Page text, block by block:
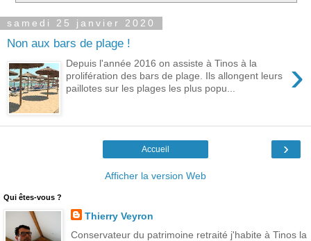
samedi 25 janvier 2020
Non aux bars de plage !
›
Depuis l'année 2016 on assiste à Tinos à la
prolifération des bars de plage. Ils allongent leurs
paillotes sur les plages les plus popu...
›
Accueil
Afficher la version Web
Qui êtes-vous ?
Thierry Veyron
Conservateur du patrimoine retraité j'habite à Tinos la